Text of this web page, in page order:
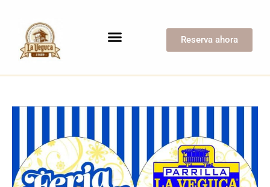
Reserva ahora